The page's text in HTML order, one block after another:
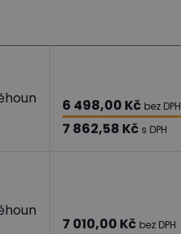
6 498,00 Kč bez DPH
7 862,58 Kč s DPH
7 010,00 Kč bez DPH